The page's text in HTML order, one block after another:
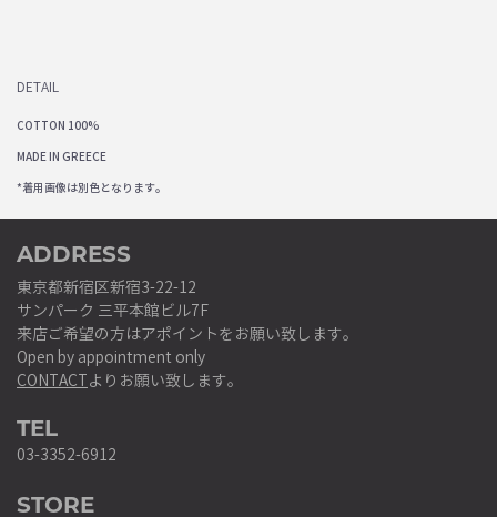
DETAIL
COTTON 100%
MADE IN GREECE
*着用画像は別色となります。
ADDRESS
東京都新宿区新宿3-22-12
サンパーク 三平本館ビル7F
来店ご希望の方はアポイントをお願い致します。
Open by appointment only
CONTACTよりお願い致します。
TEL
03-3352-6912
STORE